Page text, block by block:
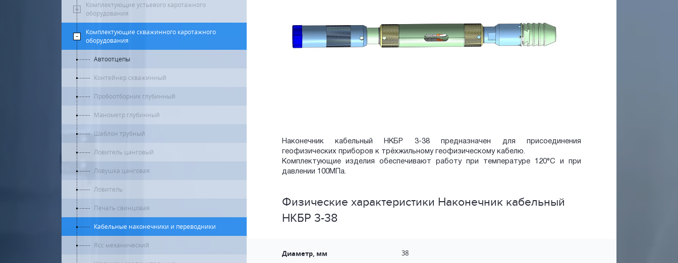
Комплектующие устьевого каротажного
оборудования
Комплектующие скважинного каротажного
оборудования
Автоотцепы
Контейнер скважинный
Пробоотборник глубинный
Манометр глубинный
Шаблон трубный
Ловитель цанговый
Ловушка цанговая
Ловитель
Печать свинцовая
Кабельные наконечники и переводники
Ясс механический
Наконечник кабельный НКБР 3-38 предназначен для присоединения
геофизических приборов к трёхжильному геофизическому кабелю.
Комплектующие изделия обеспечивают работу при температуре 120°С и при
давлении 100МПа.
Физические характеристики Наконечник кабельный
НКБР 3-38
Диаметр, мм 38